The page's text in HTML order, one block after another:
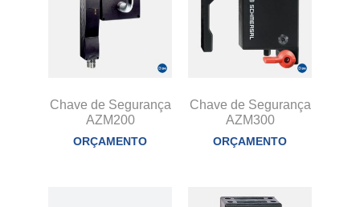
Chave de Segurança
AZM200
ORÇAMENTO
Chave de Segurança
AZM300
ORÇAMENTO